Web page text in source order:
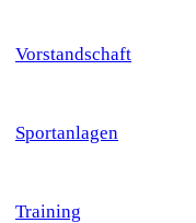
Vorstandschaft
Sportanlagen
Training